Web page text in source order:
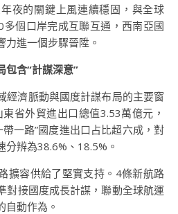
夜的關鍵上風連續穩固，與全球
個口岸完成互聯互通，西南亞國
力進一個步驟晉陞。
包含“計謀深意”
經濟脈動與國度計謀布局的主要窗
省外貿進出口總值3.53萬億元，
一路”國度進出口占比超六成，對
分辨為38.6%、18.5%。
擴容供給了堅實支持。4條新航路
對接國度成長計謀，聯動全球航運
自動作為。